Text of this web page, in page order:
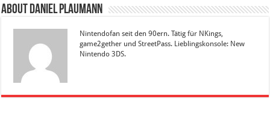
About Daniel Plaumann
Nintendofan seit den 90ern. Tätig für NKings,
game2gether und StreetPass. Lieblingskonsole: New
Nintendo 3DS.